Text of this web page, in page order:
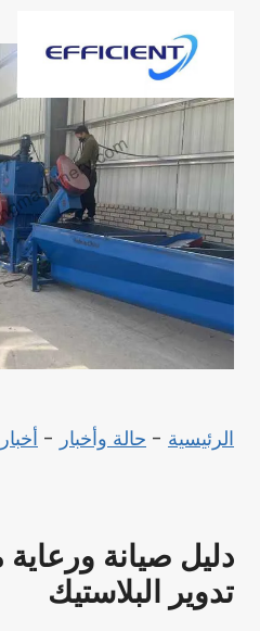
الرئيسية - حالة وأخبار - أخبار
دليل صيانة
تدوير البلاستيك